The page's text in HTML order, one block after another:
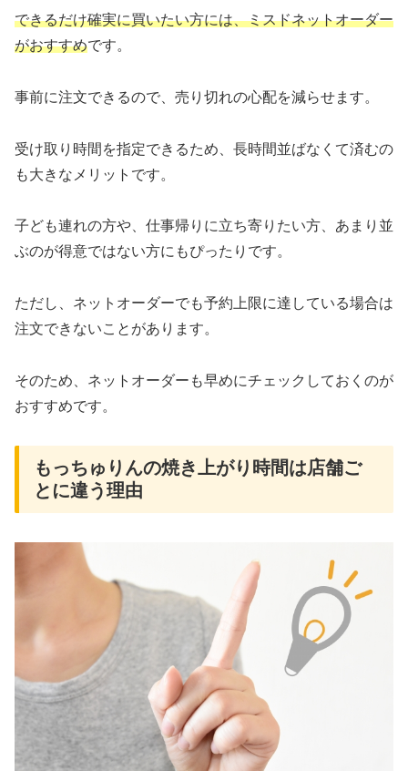
できるだけ確実に買いたい方には、ミスドネットオーダー
がおすすめです。
事前に注文できるので、売り切れの心配を減らせます。
受け取り時間を指定できるため、長時間並ばなくて済むの
も大きなメリットです。
子ども連れの方や、仕事帰りに立ち寄りたい方、あまり並
ぶのが得意ではない方にもぴったりです。
ただし、ネットオーダーでも予約上限に達している場合は
注文できないことがあります。
そのため、ネットオーダーも早めにチェックしておくのが
おすすめです。
もっちゅりんの焼き上がり時間は店舗ご
とに違う理由